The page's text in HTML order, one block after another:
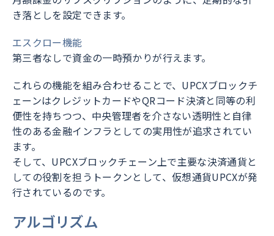
き落としを設定できます。
エスクロー機能
第三者なしで資金の一時預かりが行えます。
これらの機能を組み合わせることで、UPCXブロックチ
ェーンはクレジットカードやQRコード決済と同等の利
便性を持ちつつ、中央管理者を介さない透明性と自律
性のある金融インフラとしての実用性が追求されてい
ます。
そして、UPCXブロックチェーン上で主要な決済通貨と
しての役割を担うトークンとして、仮想通貨UPCXが発
行されているのです。
アルゴリズム